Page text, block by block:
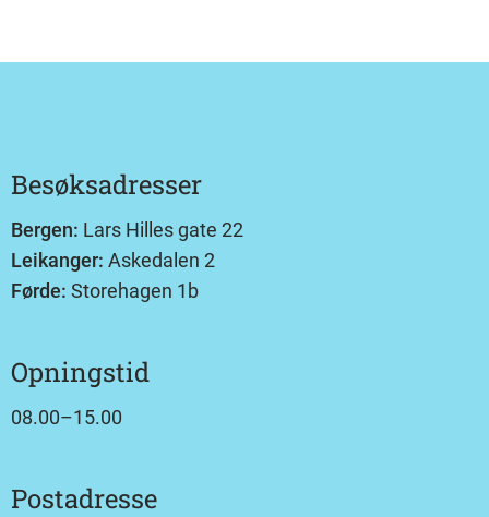
Besøksadresser
Bergen: Lars Hilles gate 22
Leikanger: Askedalen 2
Førde: Storehagen 1b
Opningstid
08.00–15.00
Postadresse